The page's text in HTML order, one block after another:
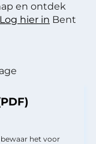
en ontdek
Log hier in Bent
het voor